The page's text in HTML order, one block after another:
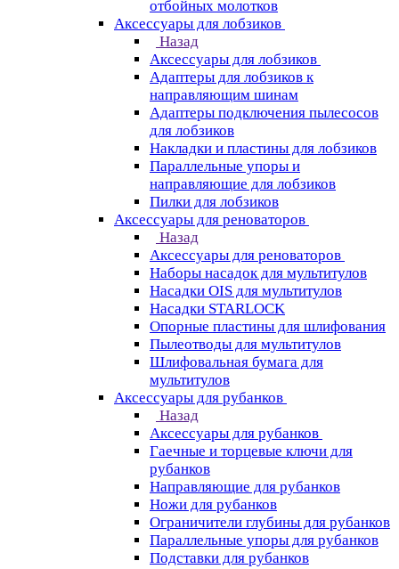
отбойных молотков
Аксессуары для лобзиков
Назад
Аксессуары для лобзиков
Адаптеры для лобзиков к
направляющим шинам
Адаптеры подключения пылесосов
для лобзиков
Накладки и пластины для лобзиков
Параллельные упоры и
направляющие для лобзиков
Пилки для лобзиков
Аксессуары для реноваторов
Назад
Аксессуары для реноваторов
Наборы насадок для мультитулов
Насадки OIS для мультитулов
Насадки STARLOCK
Опорные пластины для шлифования
Пылеотводы для мультитулов
Шлифовальная бумага для
мультитулов
Аксессуары для рубанков
Назад
Аксессуары для рубанков
Гаечные и торцевые ключи для
рубанков
Направляющие для рубанков
Ножи для рубанков
Ограничители глубины для рубанков
Параллельные упоры для рубанков
Подставки для рубанков